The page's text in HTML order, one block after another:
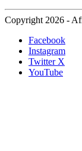
Copyright 2026 -
Facebook
Instagram
Twitter X
YouTube